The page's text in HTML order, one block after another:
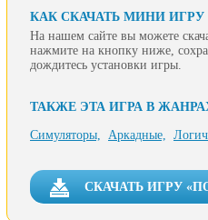
КАК СКАЧАТЬ МИНИ
На нашем сайте вы можете
нажмите на кнопку ниже,
дождитесь установки игры.
ТАКЖЕ ЭТА ИГРА В
Симуляторы, Аркадные,
СКАЧАТЬ ИГРУ